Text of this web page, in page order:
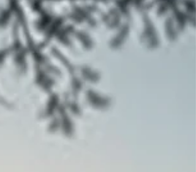
vous aider à faire le meilleur choix selon vos
besoins réels et votre